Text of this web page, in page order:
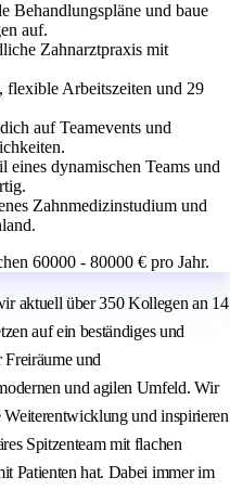
Behandlungspläne und baue
auf.
Zahnarztpraxis mit
flexible Arbeitszeiten und 29
auf Teamevents und
eines dynamischen Teams und
Zahnmedizinstudium und
60000 - 80000 € pro Jahr.
aktuell über 350 Kollegen an 14
auf ein beständiges und
Freiräume und
und agilen Umfeld. Wir
und inspirieren
Spitzenteam mit flachen
Patienten hat. Dabei immer im